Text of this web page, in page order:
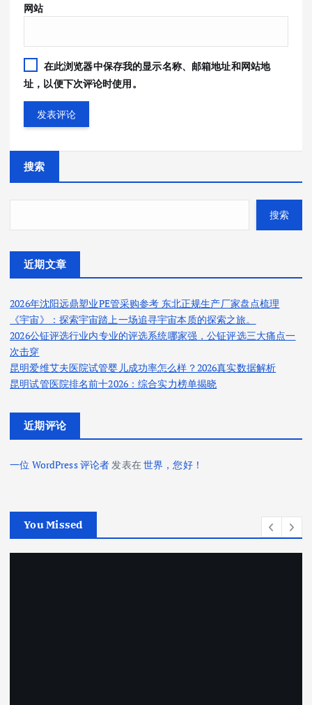
网站
在此浏览器中保存我的显示名称、邮箱地址和网站地
址，以便下次评论时使用。
搜索
搜索
近期文章
2026年沈阳远鼎塑业PE管采购参考 东北正规生产厂家盘点梳理
《宇宙》：探索宇宙踏上一场追寻宇宙本质的探索之旅。
2026公钲评选行业内专业的评选系统哪家强，公钲评选三大痛点一
次击穿
昆明爱维艾夫医院试管婴儿成功率怎么样？2026真实数据解析
昆明试管医院排名前十2026：综合实力榜单揭晓
近期评论
一位 WordPress 评论者发表在世界，您好！
You Missed